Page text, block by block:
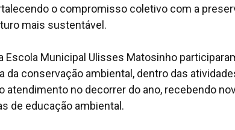
o compromisso coletivo com a
mais sustentável.
Escola Municipal Ulisses Matosinho
da conservação ambiental, dentro das
atendimento no decorrer do ano, recebendo
de educação ambiental.